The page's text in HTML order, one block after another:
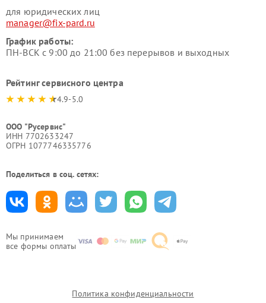
Мы принимаем
все формы оплаты
для юридических лиц
manager@fix-pard.ru
График работы:
ПН-ВСК с 9:00 до 21:00 без перерывов и выходных
Рейтинг сервисного центра
4.9-5.0
ООО "Русервис"
ИНН 7702633247
ОГРН 1077746335776
Поделиться в соц. сетях:
Политика конфиденциальности